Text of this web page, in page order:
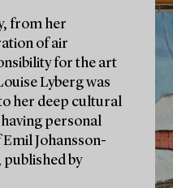
from her
of air
for the art
Lyberg was
her deep cultural
personal
Johansson-
by